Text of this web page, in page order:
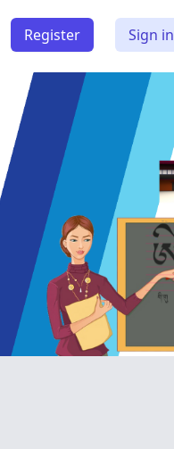
Register Sign in